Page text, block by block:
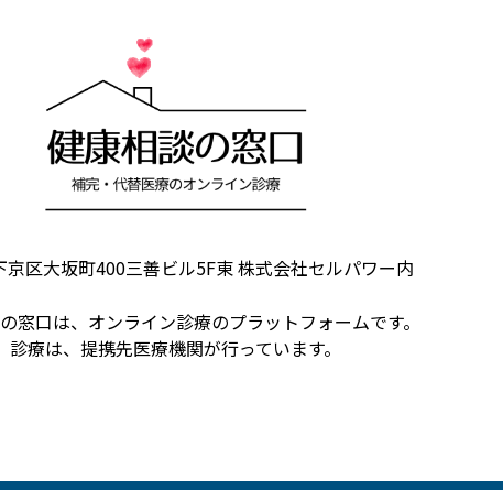
京区大坂町400三善ビル5F東株式会社セルパワー内
窓口は、 オンライン診療のプラットフォームです。
診療は、提携先医療機関が行っています。